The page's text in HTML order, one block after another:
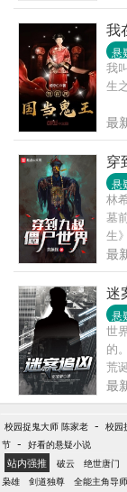
我
悬
我
生
最
穿
悬
林
墓
生
最
迷
悬
世
的
荒
秦
破
术
座
最
校园捉鬼大师 陈家老 - 校园
节 - 好看的悬疑小说
站内强推 破云 绝世唐门
枭雄
剑道独尊 全能主角导师